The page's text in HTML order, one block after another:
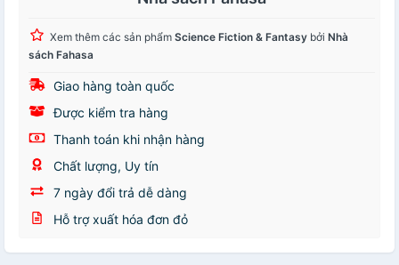
Xem thêm các sản phẩm Science Fiction & Fantasy bởi Nhà
sách Fahasa
Giao hàng toàn quốc
Được kiểm tra hàng
Thanh toán khi nhận hàng
Chất lượng, Uy tín
7 ngày đổi trả dễ dàng
Hỗ trợ xuất hóa đơn đỏ